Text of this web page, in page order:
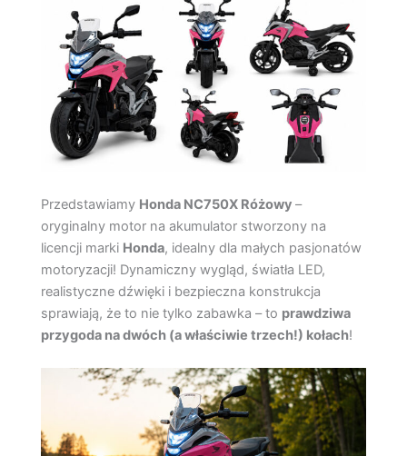
Przedstawiamy Honda NC750X Różowy –
oryginalny motor na akumulator stworzony na
licencji marki Honda, idealny dla małych pasjonatów
motoryzacji! Dynamiczny wygląd, światła LED,
realistyczne dźwięki i bezpieczna konstrukcja
sprawiają, że to nie tylko zabawka – to prawdziwa
przygoda na dwóch (a właściwie trzech!) kołach!